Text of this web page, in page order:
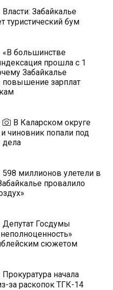
Власти: Забайкалье
туристический бум
«В большинстве
прошла с 1
Забайкалье
повышение зарплат
В Каларском округе
чиновник попали под
дела
598 миллионов улетели в
провалило
Депутат Госдумы
сюжетом
Прокуратура начала
за раскопок ТГК-14